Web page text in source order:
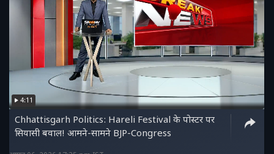
4:11
Chhattisgarh Politics: Hareli Festival के पोस्टर पर
सियासी बवाल! आमने-सामने BJP-Congress